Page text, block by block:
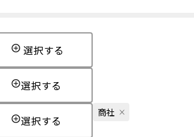
選択する
選択する
選択する
商社